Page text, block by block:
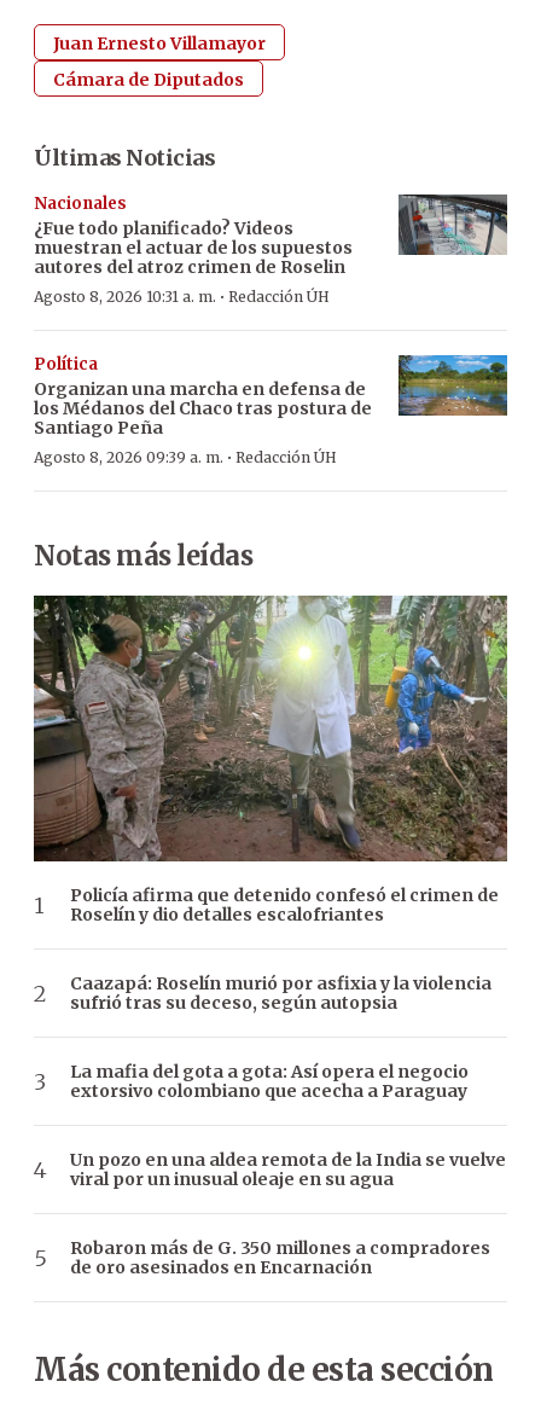
Juan Ernesto Villamayor
Cámara de Diputados
Últimas Noticias
Nacionales
¿Fue todo planificado? Videos
muestran el actuar de los supuestos
autores del atroz crimen de Roselin
Agosto 8, 2026 10:31 a. m. · Redacción ÚH
Política
Organizan una marcha en defensa de
los Médanos del Chaco tras postura de
Santiago Peña
Agosto 8, 2026 09:39 a. m. · Redacción ÚH
Notas más leídas
Policía afirma que detenido confesó el crimen de
Roselín y dio detalles escalofriantes
Caazapá: Roselín murió por asfixia y la violencia
sufrió tras su deceso, según autopsia
La mafia del gota a gota: Así opera el negocio
extorsivo colombiano que acecha a Paraguay
Un pozo en una aldea remota de la India se vuelve
viral por un inusual oleaje en su agua
Robaron más de G. 350 millones a compradores
de oro asesinados en Encarnación
Más contenido de esta sección